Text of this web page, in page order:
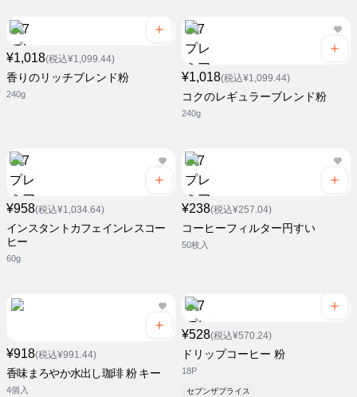
¥1,018(税込¥1,099.44)
香りのリッチブレンド粉
240g
¥1,018(税込¥1,099.44)
コクのレギュラーブレンド粉
240g
¥958(税込¥1,034.64)
インスタントカフェインレスコー
ヒー
60g
¥238(税込¥257.04)
コーヒーフィルター円すい
50枚入
¥918(税込¥991.44)
香味まろやか水出し珈琲 粉 キー
4個入
¥528(税込¥570.24)
ドリップコーヒー 粉
18P
セブンザプライス